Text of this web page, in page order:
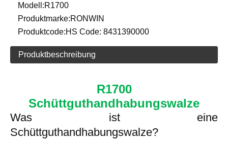
Modell:R1700
Produktmarke:RONWIN
Produktcode:HS Code: 8431390000
Produktbeschreibung
R1700
Schüttguthandhabungswalze
Was ist eine
Schüttguthandhabungswalze?